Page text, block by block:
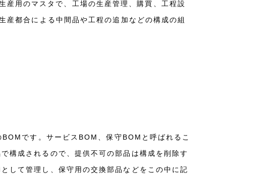
用のマスタで、工場の生産管理、購買、工程設
都合による中間品や工程の追加などの構成の組
です。サービスBOM、保守BOMと呼ばれるこ
構成されるので、提供不可の部品は構成を削除す
して管理し、保守用の交換部品などをこの中に記